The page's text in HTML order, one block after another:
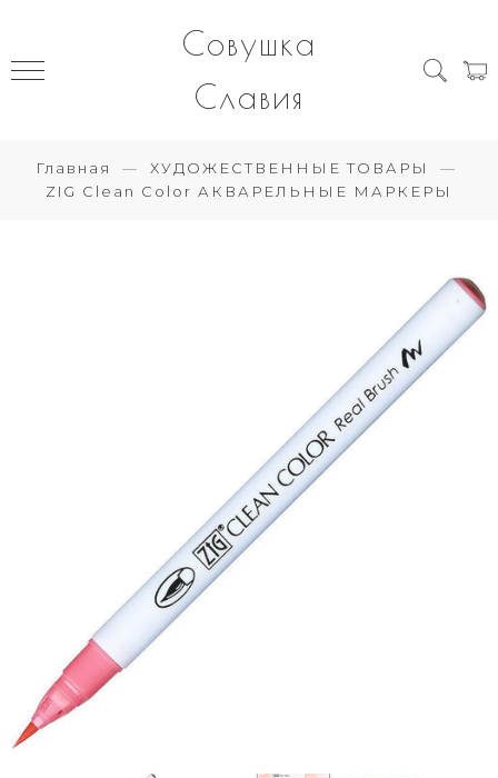
Совушка
Славия
Главная
ХУДОЖЕСТВЕННЫЕ ТОВАРЫ
ZIG Clean Color АКВАРЕЛЬНЫЕ МАРКЕРЫ